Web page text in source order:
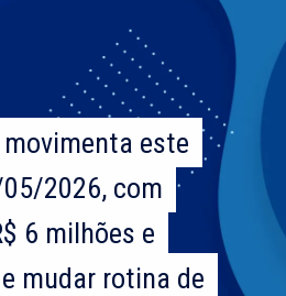
este
2026, com
6 milhões e
mudar rotina de
este
2026, com
6 milhões e
mudar rotina de